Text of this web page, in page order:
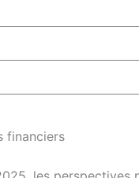
financiers